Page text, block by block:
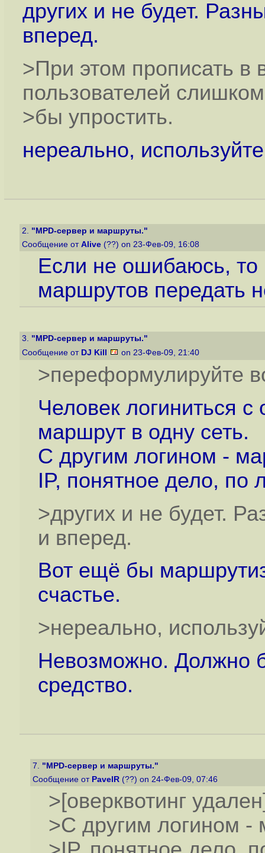
других и не будет.
вперед.
>При этом прописать
пользователей
>бы упростить.
нереально,
2. "MPD-сервер и маршруты."
Сообщение от Alive (??) on 23-Фев-09, 16:08
Если не ошибаюсь, то
маршрутов передать
3. "MPD-сервер и маршруты."
Сообщение от DJ Kill on 23-Фев-09, 21:40
>переформулируйте
Человек логиниться
маршрут в одну сеть.
С другим логином -
IP, понятное дело, по
>других и не будет.
и вперед.
Вот ещё бы
счастье.
>нереально,
Невозможно. Должно
средство.
7. "MPD-сервер и маршруты."
Сообщение от PavelR (??) on 24-Фев-09, 07:46
>[оверквотинг
>С другим логином -